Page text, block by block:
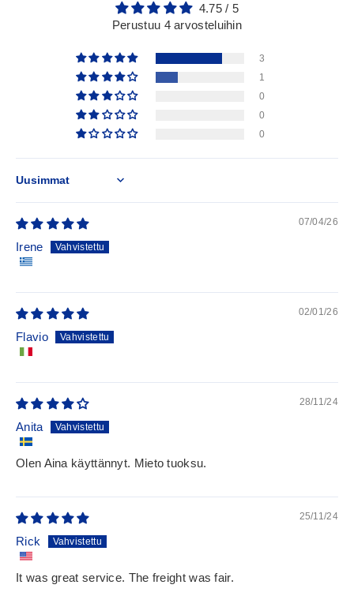
4.75 / 5
Perustuu 4 arvosteluihin
3
1
0
0
0
Sort by
07/04/26
Irene
02/01/26
Flavio
28/11/24
Anita
Olen Aina käyttännyt. Mieto tuoksu.
25/11/24
Rick
It was great service. The freight was fair.